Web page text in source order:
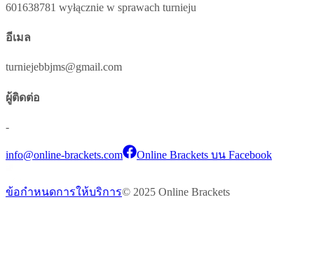
601638781 wyłącznie w sprawach turnieju
อีเมล
turniejebbjms@gmail.com
ผู้ติดต่อ
-
info@online-brackets.com Online Brackets บน Facebook
ข้อกำหนดการให้บริการ© 2025 Online Brackets